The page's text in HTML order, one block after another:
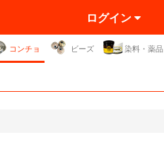
ログイン
コンチョ ビーズ 染料・薬品